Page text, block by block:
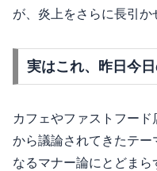
が、炎上をさらに長引か
実はこれ、昨日今
カフェやファストフー
から議論されてきたテ
なるマナー論にとどまら